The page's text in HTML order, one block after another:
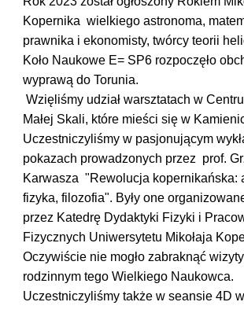
Kopernika wielkiego astronoma,
prawnika i ekonomisty, twórcy teorii
Koło Naukowe E= SP6 rozpoczęło
wyprawą do Torunia.
Wzięliśmy udział warsztatach w
Małej Skali, które mieści się w
Uczestniczyliśmy w pasjonującym
pokazach prowadzonych przez prof.
Karwasza "Rewolucja kopernikańska:
fizyka, filozofia". Były one
przez Katedrę Dydaktyki Fizyki i
Fizycznych Uniwersytetu Mikołaja
Oczywiście nie mogło zabraknąć
rodzinnym tego Wielkiego Naukowca.
Uczestniczyliśmy także w seansie 4D